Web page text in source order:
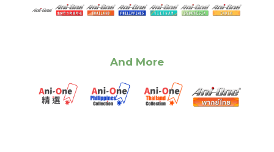
And More